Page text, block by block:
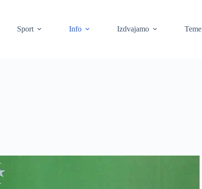
Sport Info Izdvajamo Teme